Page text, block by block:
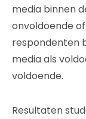
media binnen
onvoldoende
respondenten
media als
voldoende.
Resultaten